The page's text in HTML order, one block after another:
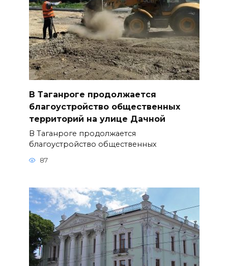
В Таганроге продолжается
благоустройство общественных
территорий на улице Дачной
В Таганроге продолжается
благоустройство общественных
87